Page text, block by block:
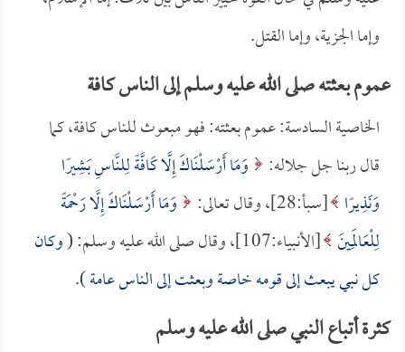
وإما الجزية، وإما القتل.
عموم بعثته صلى الله عليه وسلم إلى الناس كافة
الخاصية السادسة: عموم بعثته: فهو مبعوث للناس كافة، كما
قال ربنا جل جلاله:
وَمَا أَرْسَلْنَاكَ إِلَّا كَافَّةً لِلنَّاسِ بَشِيرًا
وَنَذِيرًا [سبأ:28]، وقال تعالى:
وَمَا أَرْسَلْنَاكَ إِلَّا رَحْمَةً
لِلْعَالَمِينَ [الأنبياء:107]، وقال صلى الله عليه وسلم: (
وكان
كل نبي يبعث إلى قومه خاصة وبعثت إلى الناس عامة).
كثرة أتباع النبي صلى الله عليه وسلم